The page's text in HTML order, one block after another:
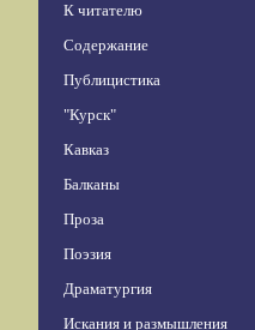
К читателю
Содержание
Публицистика
"Курск"
Кавказ
Балканы
Проза
Поэзия
Драматургия
Искания и размышления